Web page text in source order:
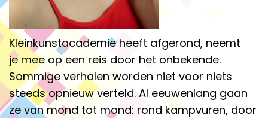
Kleinkunstacademie heeft afgerond, neemt
je mee op een reis door het onbekende.
Sommige verhalen worden niet voor niets
steeds opnieuw verteld. Al eeuwenlang gaan
ze van mond tot mond: rond kampvuren, door